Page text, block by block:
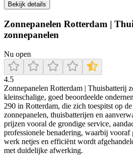
Bekijk details
Zonnepanelen Rotterdam |
zonnepanelen
Nu open
4.5
Zonnepanelen Rotterdam | Thuisbatterij
kleinschalige, goed beoordeelde
290 in Rotterdam, die zich toespitst op
zonnepanelen, thuisbatterijen en
prijzen vooral de grondige service,
professionele benadering, waarbij
werk netjes en efficiënt wordt
met duidelijke afwerking.